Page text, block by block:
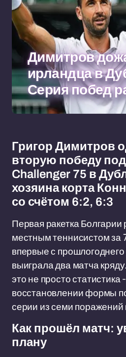
Димитров
ирландца в
Серия побед
Григор Димитров
вторую победу
Challenger 75 в
хозяина корта
со счётом 6:2, 6:3
Первая ракетка Болгарии
местным теннисистом за
впервые с
выиграла два матча
это не просто статистика
восстановлении формы
серии из семи поражений
Как прошёл матч:
плану